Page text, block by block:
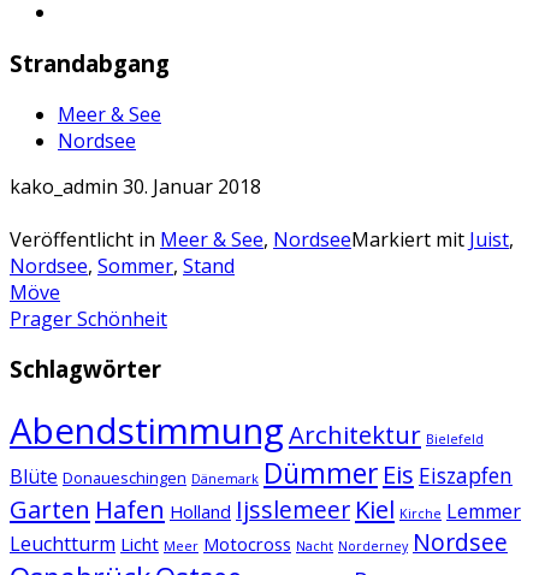
Strandabgang
Meer & See
Nordsee
kako_admin 30. Januar 2018
Veröffentlicht in Meer & See, NordseeMarkiert mit Juist,
Nordsee, Sommer, Stand
Artikel-
Navigation
Möve
Prager Schönheit
Schlagwörter
AbendstimmungArchitektur Bielefeld
Blüte Donaueschingen Dänemark Dümmer Eis Eiszapfen
Garten Hafen Holland Ijsslemeer Kiel Kirche Lemmer
Leuchtturm Licht Meer Motocross Nacht Norderney Nordsee